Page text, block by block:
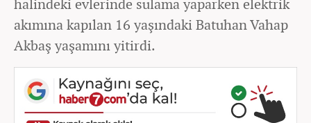
halindeki evlerinde sulama yaparken elektrik
akımına kapılan 16 yaşındaki Batuhan Vahap
Akbaş yaşamını yitirdi.